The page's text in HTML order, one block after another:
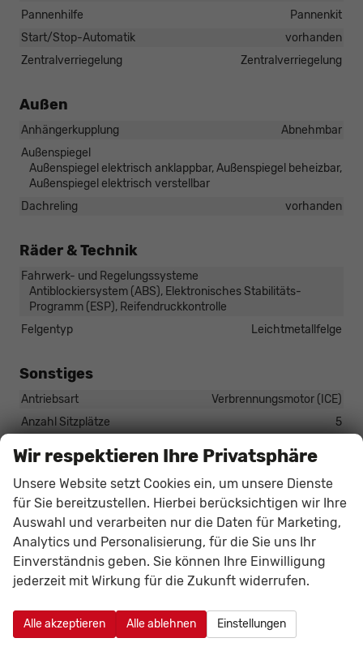
Pannenhilfe
Pannenkit
Start/Stop-Automatik
vorhanden
Zentralverriegelung
Zentralverriegelung
Außen
Anhängerkupplung
Abnehmbar
Außenspiegel
Außenspiegel elektrisch anklappbar, Außenspiegel beheizbar,
Außenspiegel elektrisch verstellbar
Dachreling
vorhanden
Räder & Technik
Fahrwerk- und Regelungssysteme
Antiblockiersystem (ABS), Elektronisches Stabilitäts-
Programm (ESP), Reifendruckkontrolle
Felgentyp
Leichtmetallfelge
Sonstiges
Antriebsart
Verbrennungsmotor (ICE)
Anzahl Sitzplätze
5
Erstzulassung
HU/AU neu
vorhanden
Kilometerstand
Lackierung
Metallic
Leergewicht
1364 kg
Polsterung
Wir respektieren Ihre Privatsphäre
Unsere Website setzt Cookies ein, um unsere Dienste
für Sie bereitzustellen. Hierbei berücksichtigen wir Ihre
Auswahl und verarbeiten nur die Daten für Marketing,
Analytics und Personalisierung, für die Sie uns Ihr
Einverständnis geben. Sie können Ihre Einwilligung
jederzeit mit Wirkung für die Zukunft widerrufen.
Alle akzeptieren Alle ablehnen Einstellungen